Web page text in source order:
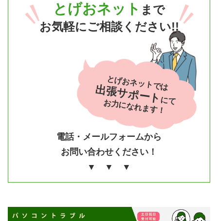
とげおネット まで
お気軽にご相談ください!!
電話・メールフォームから
お問い合わせください！
▼ ▼ ▼
とげおネットでは
出張サポートにて
お力になれます！